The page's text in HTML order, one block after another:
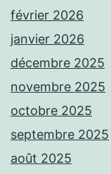
février 2026
janvier 2026
décembre 2025
novembre 2025
octobre 2025
septembre 2025
août 2025